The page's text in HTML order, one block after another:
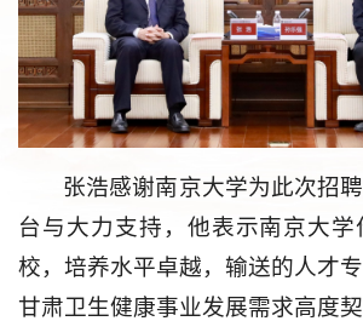
张浩感谢南京大学为此次招
台与大力支持，他表示南京大
校，培养水平卓越，输送的人才
甘肃卫生健康事业发展需求高度